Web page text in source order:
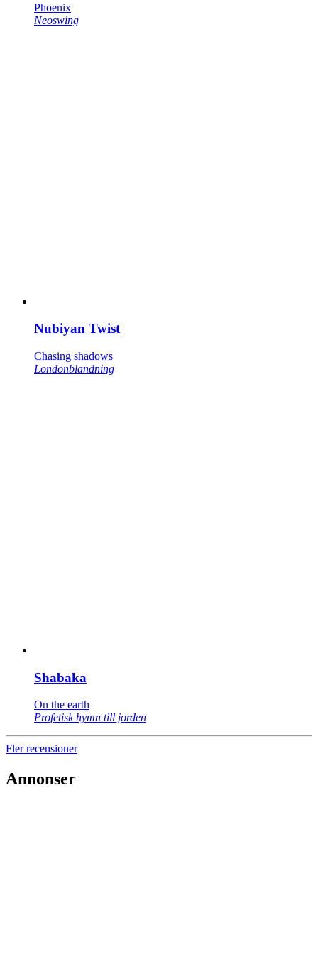
Phoenix
Neoswing
Nubiyan Twist
Chasing shadows
Londonblandning
Shabaka
On the earth
Profetisk hymn till jorden
Fler recensioner
Annonser